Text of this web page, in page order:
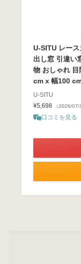
U-SITU レー
出し窓 引違い
物 おしゃれ
cm x 幅100
U-SITU
¥5,698
（2026/
口コミを見る